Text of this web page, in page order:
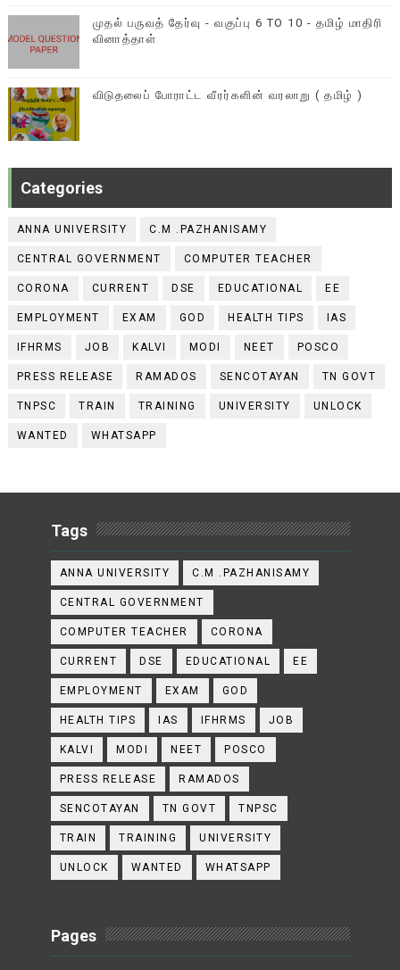
முதல் பருவத் தேர்வு - வகுப்பு 6 TO 10 - தமிழ் மாதிரி
வினாத்தாள்
விடுதலைப் போராட்ட வீரர்களின் வரலாறு ( தமிழ் )
Categories
ANNA UNIVERSITY C.M .PAZHANISAMY
CENTRAL GOVERNMENT COMPUTER TEACHER
CORONA CURRENT DSE EDUCATIONAL EE
EMPLOYMENT EXAM GOD HEALTH TIPS IAS
IFHRMS JOB KALVI MODI NEET POSCO
PRESS RELEASE RAMADOS SENCOTAYAN TN GOVT
TNPSC TRAIN TRAINING UNIVERSITY UNLOCK
WANTED WHATSAPP
Tags
ANNA UNIVERSITY C.M .PAZHANISAMY
CENTRAL GOVERNMENT
COMPUTER TEACHER CORONA
CURRENT DSE EDUCATIONAL EE
EMPLOYMENT EXAM GOD
HEALTH TIPS IAS IFHRMS JOB
KALVI MODI NEET POSCO
PRESS RELEASE RAMADOS
SENCOTAYAN TN GOVT TNPSC
TRAIN TRAINING UNIVERSITY
UNLOCK WANTED WHATSAPP
Pages